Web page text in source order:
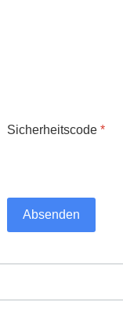
Sicherheitscode *
Absenden